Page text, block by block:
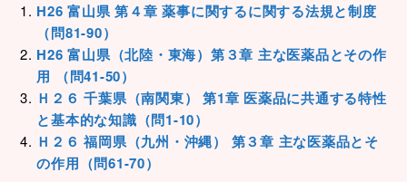
H26 富山県 第４章 薬事に関するに関する法規と制度
（問81-90）
H26 富山県（北陸・東海）第３章 主な医薬品とその作
用 （問41-50）
Ｈ２６ 千葉県（南関東） 第1章 医薬品に共通する特性
と基本的な知識（問1-10）
Ｈ２６ 福岡県（九州・沖縄） 第３章 主な医薬品とそ
の作用（問61-70）